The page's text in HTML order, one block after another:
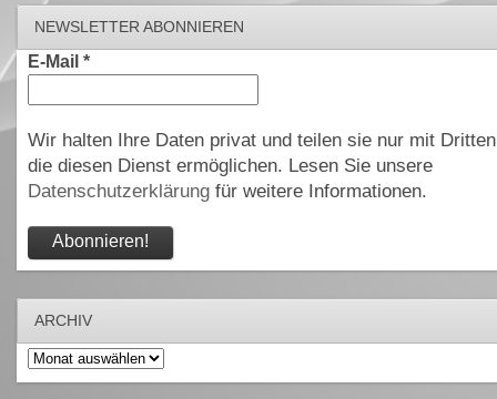
NEWSLETTER ABONNIEREN
E-Mail *
Wir halten Ihre Daten privat und teilen sie nur mit
die diesen Dienst ermöglichen. Lesen Sie unsere
Datenschutzerklärungfür weitere Informationen.
ARCHIV
Archiv